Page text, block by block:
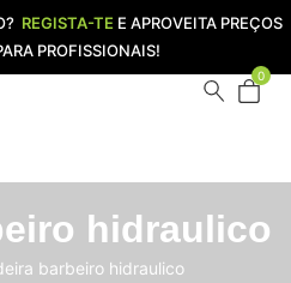
REGISTA-TE E APROVEITA PREÇOS
PROFISSIONAIS!
0
hidraulico
barbeiro hidraulico